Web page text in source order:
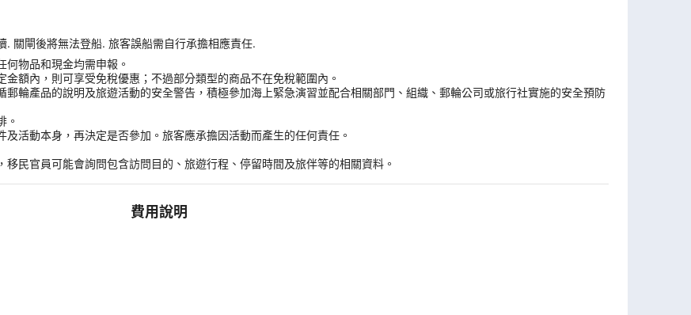
關閘後將無法登船. 旅客誤船需自行承擔相應責任.
物品和現金均需申報。
額內，則可享受免稅優惠；不過部分類型的商品不在免稅範圍內。
輪產品的說明及旅遊活動的安全警告，積極參加海上緊急演習並配合相關部門、組織、郵輪公司或旅行社實施的安全預防
。
活動本身，再決定是否參加。旅客應承擔因活動而產生的任何責任。
民官員可能會詢問包含訪問目的、旅遊行程、停留時間及旅伴等的相關資料。
費用說明